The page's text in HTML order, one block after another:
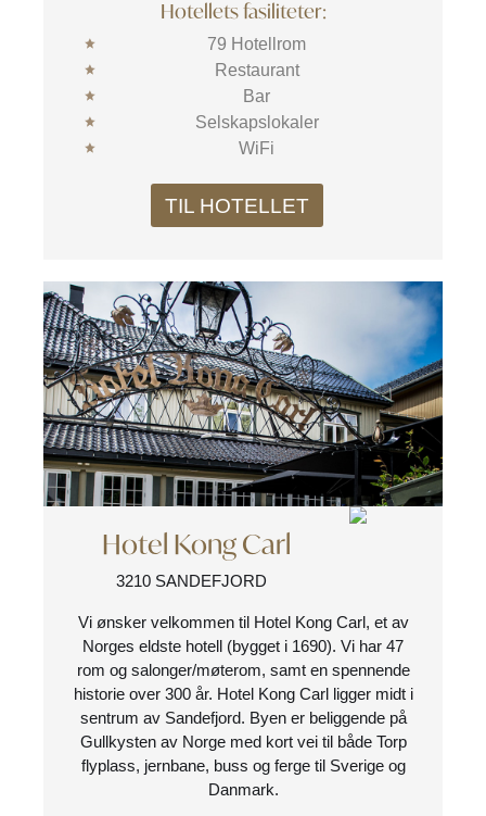
Hotellets fasiliteter:
79 Hotellrom
Restaurant
Bar
Selskapslokaler
WiFi
TIL HOTELLET
Hotel Kong Carl
3210 SANDEFJORD
Vi ønsker velkommen til Hotel Kong Carl, et av
Norges eldste hotell (bygget i 1690). Vi har 47
rom og salonger/møterom, samt en spennende
historie over 300 år. Hotel Kong Carl ligger midt i
sentrum av Sandefjord. Byen er beliggende på
Gullkysten av Norge med kort vei til både Torp
flyplass, jernbane, buss og ferge til Sverige og
Danmark.